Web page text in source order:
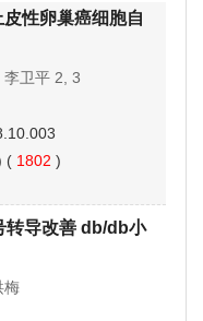
性卵巢癌细胞自
卫平 2, 3
( 1802 )
转导改善 db/db小
梅